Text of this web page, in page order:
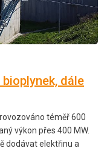
dále
téměř 600
výkon přes 400 MW.
dodávat elektřinu a